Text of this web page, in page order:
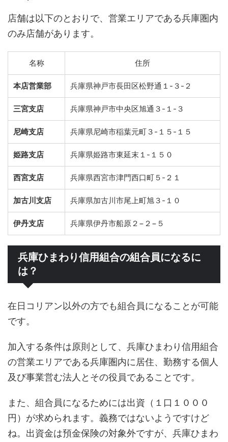
店舗は以下のとおりで、営業エリアである兵庫圏内
のみ店舗があります。
名称 住所
本店営業部 兵庫県神戸市長田区松野通１-３-２
三宮支店 兵庫県神戸市中央区旭通３-１-３
尼崎支店 兵庫県尼崎市稲葉元町３-１５-１５
姫路支店 兵庫県姫路市東延末１-１５０
西宮支店 兵庫県西宮市津門西口町５-２１
加古川支店 兵庫県加古川市尾上町旭３-１０
伊丹支店 兵庫県伊丹市船原２−２−５
兵庫ひまわり信用組合の組合員になるに
は？
在日コリアン以外の方でも組合員になることが可能
です。
加入する条件は原則として、兵庫ひまわり信用組合
の営業エリアである兵庫圏内に居住、勤務する個人
及び事業営む法人とその役員であることです。
また、組合員になるためには出資（１口１０００
円）が求められます。義務ではないようですけど
ね。出資金は預金保険の対象外ですが、兵庫ひまわ